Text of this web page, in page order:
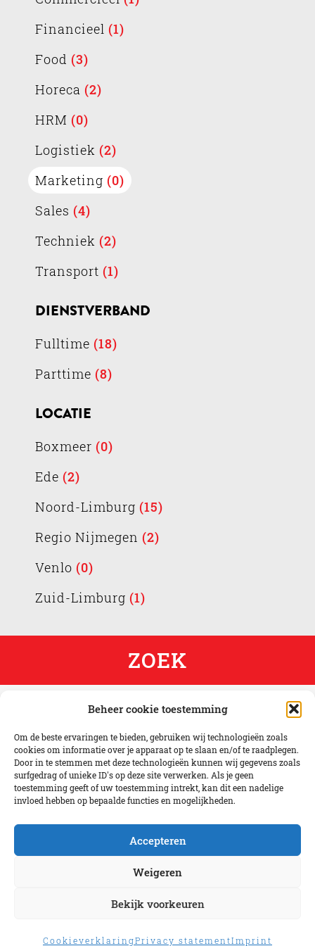
Beheer cookie toestemming
Om de beste ervaringen te bieden, gebruiken wij technologieën zoals
cookies om informatie over je apparaat op te slaan en/of te raadplegen.
Door in te stemmen met deze technologieën kunnen wij gegevens zoals
surfgedrag of unieke ID's op deze site verwerken. Als je geen
toestemming geeft of uw toestemming intrekt, kan dit een nadelige
invloed hebben op bepaalde functies en mogelijkheden.
Accepteren
Weigeren
Bekijk voorkeuren
CookieverklaringPrivacy statementImprint
Financieel (1)
Food (3)
Horeca (2)
HRM (0)
Logistiek (2)
Marketing (0)
Sales (4)
Techniek (2)
Transport (1)
DIENSTVERBAND
Fulltime (18)
Parttime (8)
LOCATIE
Boxmeer (0)
Ede (2)
Noord-Limburg (15)
Regio Nijmegen (2)
Venlo (0)
Zuid-Limburg (1)